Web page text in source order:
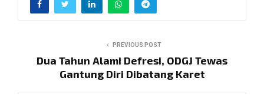
PREVIOUS POST
Dua Tahun Alami Defresi, ODGJ Tewas
Gantung Diri Dibatang Karet